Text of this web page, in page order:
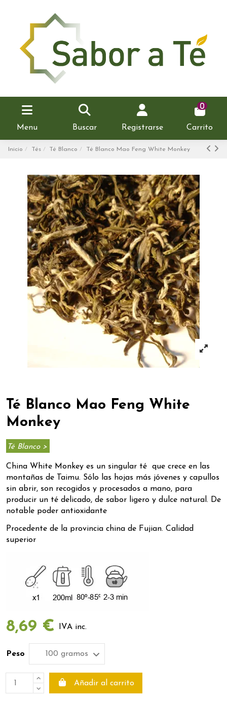
Menu Buscar Registrarse
0
Carrito
Inicio Tés Té Blanco Té Blanco Mao Feng White Monkey
Té Blanco Mao Feng White
Monkey
Té Blanco >
China White Monkey es un singular té que crece en las
montañas de Taimu. Sólo las hojas más jóvenes y capullos
sin abrir, son recogidos y procesados a mano, para
producir un té delicado, de sabor ligero y dulce natural. De
notable poder antioxidante
Procedente de la provincia china de Fujian. Calidad
superior
8,69 € IVA inc.
Peso
Añadir al carrito